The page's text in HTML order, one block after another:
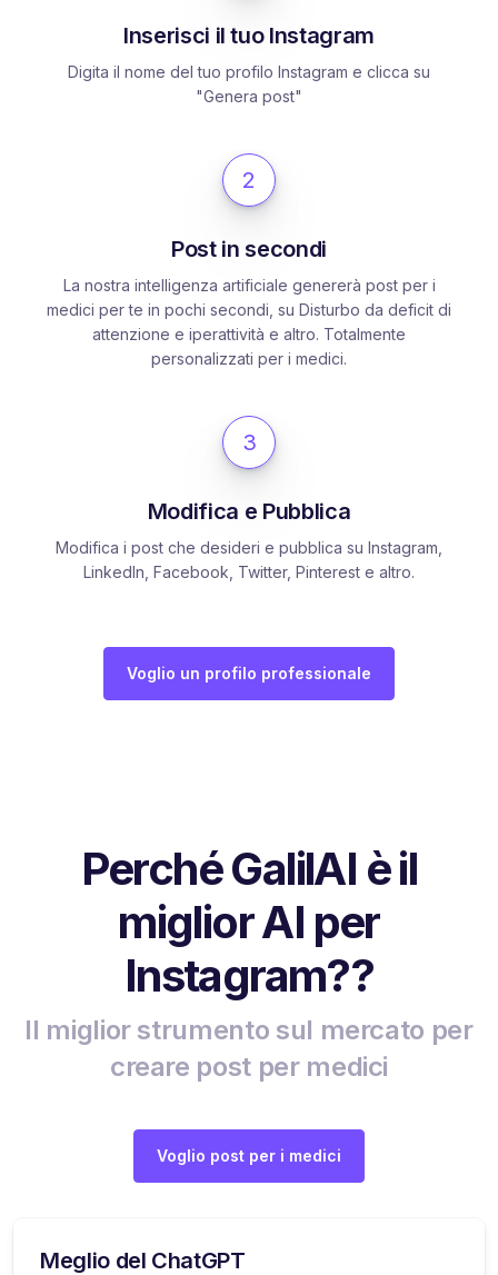
Inserisci il tuo Instagram
Digita il nome del tuo profilo Instagram e clicca su
"Genera post"
2
Post in secondi
La nostra intelligenza artificiale genererà post per i
medici per te in pochi secondi, su Disturbo da deficit di
attenzione e iperattività e altro. Totalmente
personalizzati per i medici.
3
Modifica e Pubblica
Modifica i post che desideri e pubblica su Instagram,
LinkedIn, Facebook, Twitter, Pinterest e altro.
Voglio un profilo professionale
Perché GalilAI è il
miglior AI per
Instagram??
Il miglior strumento sul mercato per
creare post per medici
Voglio post per i medici
Meglio del ChatGPT